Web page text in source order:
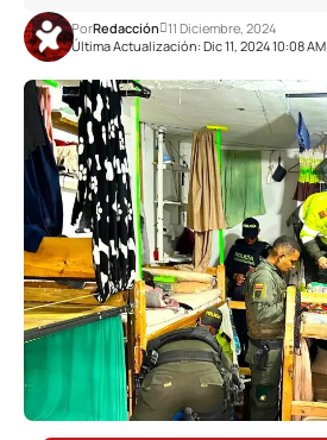
Última Actualización: Dic 11, 2024 10:08 AM
PorRedacción 11 Diciembre, 2024